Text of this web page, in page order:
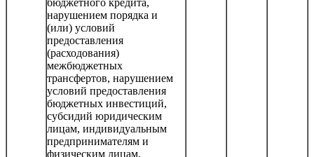
нарушением порядка и
(или) условий
предоставления
(расходования)
межбюджетных
трансфертов, нарушением
условий предоставления
бюджетных инвестиций,
субсидий юридическим
лицам, индивидуальным
предпринимателям и
физическим лицам,